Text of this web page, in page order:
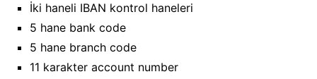
İki haneli IBAN kontrol haneleri
5 hane bank code
5 hane branch code
11 karakter account number